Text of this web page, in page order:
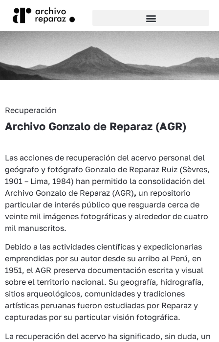
Recuperación
Archivo Gonzalo de Reparaz (AGR)
Las acciones de recuperación del acervo personal del
geógrafo y fotógrafo Gonzalo de Reparaz Ruiz (Sèvres,
1901​ – Lima, 1984) han permitido la consolidación del
Archivo Gonzalo de Reparaz (AGR), un repositorio
particular de interés público que resguarda cerca de
veinte mil imágenes fotográficas y alrededor de cuatro
mil manuscritos.
Debido a las actividades científicas y expedicionarias
emprendidas por su autor desde su arribo al Perú, en
1951, el AGR preserva documentación escrita y visual
sobre el territorio nacional. Su geografía, hidrografía,
sitios arqueológicos, comunidades y tradiciones
artísticas peruanas fueron estudiadas por Reparaz y
capturadas por su particular visión fotográfica.
La recuperación del acervo ha significado, sin duda, un